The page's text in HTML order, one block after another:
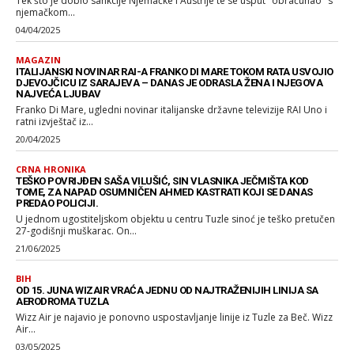
njemačkom...
04/04/2025
MAGAZIN
ITALIJANSKI NOVINAR RAI-A FRANKO DI MARE TOKOM RATA USVOJIO
DJEVOJČICU IZ SARAJEVA – DANAS JE ODRASLA ŽENA I NJEGOVA
NAJVEĆA LJUBAV
Franko Di Mare, ugledni novinar italijanske državne televizije RAI Uno i
ratni izvještač iz...
20/04/2025
CRNA HRONIKA
TEŠKO POVRIJĐEN SAŠA VILUŠIĆ, SIN VLASNIKA JEČMIŠTA KOD
TOME, ZA NAPAD OSUMNIČEN AHMED KASTRATI KOJI SE DANAS
PREDAO POLICIJI.
U jednom ugostiteljskom objektu u centru Tuzle sinoć je teško pretučen
27-godišnji muškarac. On...
21/06/2025
BIH
OD 15. JUNA WIZAIR VRAĆA JEDNU OD NAJTRAŽENIJIH LINIJA SA
AERODROMA TUZLA
Wizz Air je najavio je ponovno uspostavljanje linije iz Tuzle za Beč. Wizz
Air...
03/05/2025